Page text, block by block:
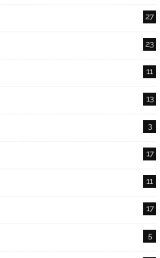
27
23
11
13
3
17
11
17
5